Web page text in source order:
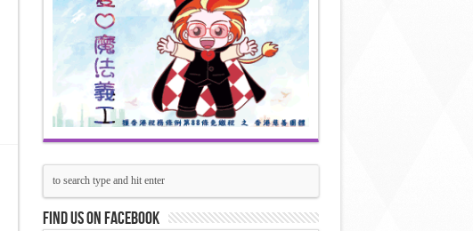
Find us on Facebook